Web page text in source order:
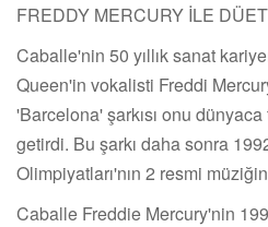
FREDDY MERCURY İLE
Caballe'nin 50 yıllık sanat
Queen'in vokalisti Freddi
'Barcelona' şarkısı onu
getirdi. Bu şarkı daha sonra
Olimpiyatları'nın 2 resmi
Caballe Freddie Mercury'nin